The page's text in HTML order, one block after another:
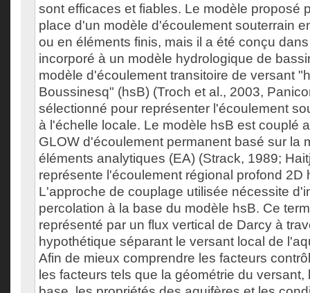
sont efficaces et fiables. Le modèle proposé
place d'un modèle d'écoulement souterrain
ou en éléments finis, mais il a été conçu
incorporé à un modèle hydrologique de
modèle d'écoulement transitoire de versant
Boussinesq" (hsB) (Troch et al., 2003,
sélectionné pour représenter l'écoulement
à l'échelle locale. Le modèle hsB est couplé
GLOW d'écoulement permanent basé sur la
éléments analytiques (EA) (Strack, 1989;
représente l'écoulement régional profond 2D
L'approche de couplage utilisée nécessite
percolation à la base du modèle hsB. Ce
représenté par un flux vertical de Darcy à
hypothétique séparant le versant local de
Afin de mieux comprendre les facteurs
les facteurs tels que la géométrie du